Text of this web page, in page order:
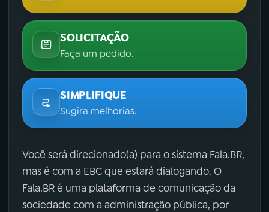
SOLICITAÇÃO
Faça um pedido.
SIMPLIFIQUE
Sugira melhorias.
Você será direcionado(a) para o sistema Fala.BR,
mas é com a EBC que estará dialogando. O
Fala.BR é uma plataforma de comunicação da
sociedade com a administração pública, por